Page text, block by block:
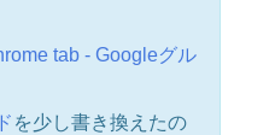
tab - Googleグル
を少し書き換えたの